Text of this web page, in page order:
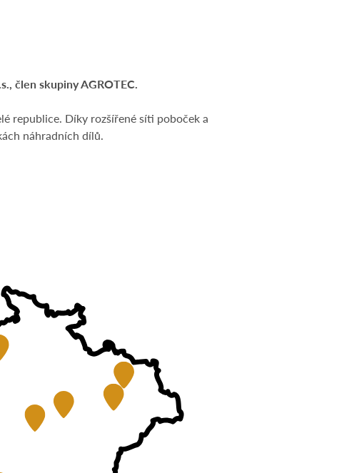
člen skupiny AGROTEC.
republice. Díky rozšířené síti poboček a
náhradních dílů.